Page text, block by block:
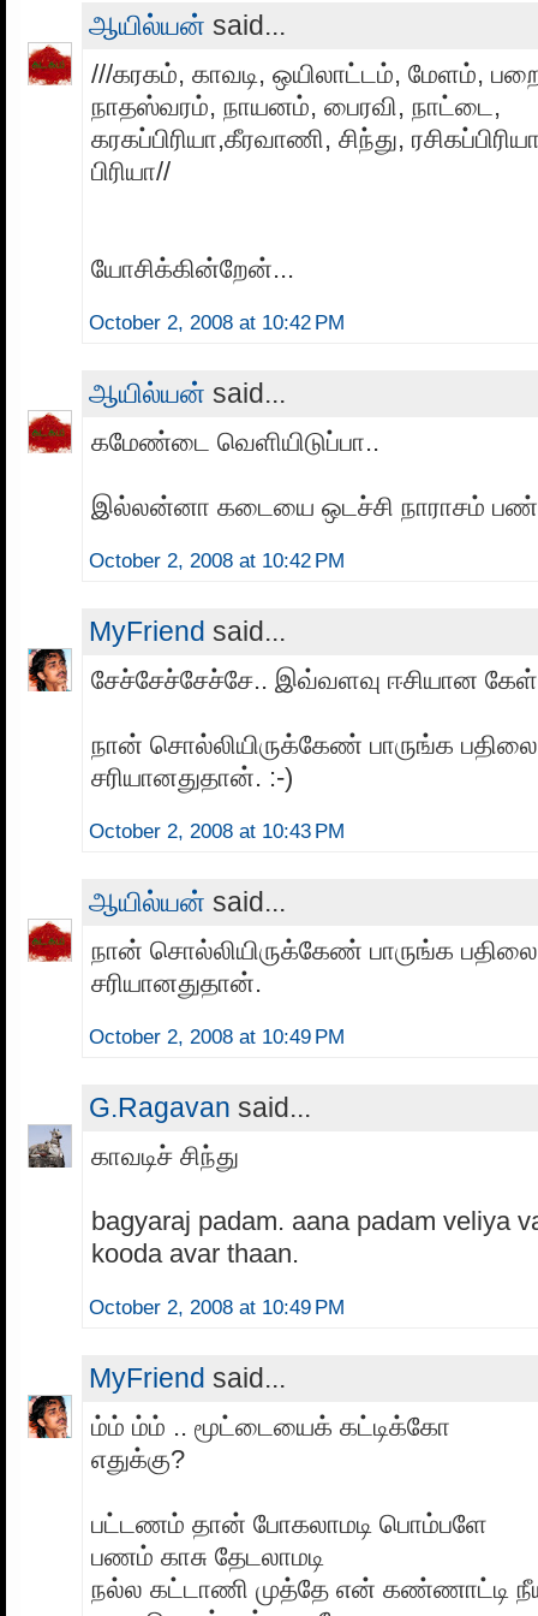
ஆயில்யன் said...
///கரகம், காவடி, ஒயிலாட்டம், மேளம்,
நாதஸ்வரம், நாயனம், பைரவி, நாட்டை,
கரகப்பிரியா,கீரவாணி, சிந்து,
பிரியா//
யோசிக்கின்றேன்...
October 2, 2008 at 10:42 PM
ஆயில்யன் said...
கமேண்டை வெளியிடுப்பா..
இல்லன்னா கடையை ஒடச்சி நாராசம்
October 2, 2008 at 10:42 PM
MyFriend said...
சேச்சேச்சேச்சே.. இவ்வளவு ஈசியான
நான் சொல்லியிருக்கேண் பாருங்க
சரியானதுதான். :-)
October 2, 2008 at 10:43 PM
ஆயில்யன் said...
நான் சொல்லியிருக்கேண் பாருங்க
சரியானதுதான்.
October 2, 2008 at 10:49 PM
G.Ragavan said...
காவடிச் சிந்து
bagyaraj padam. aana padam veliya
kooda avar thaan.
October 2, 2008 at 10:49 PM
MyFriend said...
ம்ம் ம்ம் .. மூட்டையைக் கட்டிக்கோ
எதுக்கு?
பட்டணம் தான் போகலாமடி பொம்பளே
பணம் காசு தேடலாமடி
நல்ல கட்டாணி முத்தே என் கண்ணாட்டி